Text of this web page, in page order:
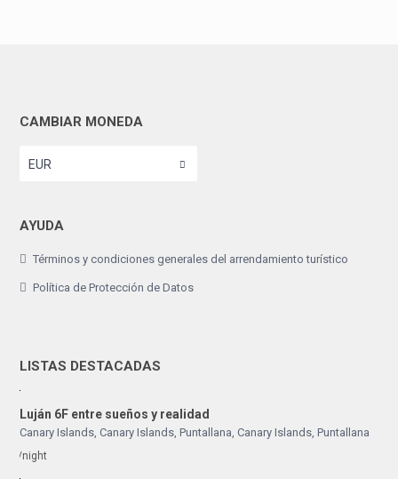
CAMBIAR MONEDA
EUR
AYUDA
Términos y condiciones generales del arrendamiento turístico
Política de Protección de Datos
LISTAS DESTACADAS
Luján 6F entre sueños y realidad
Canary Islands, Canary Islands, Puntallana, Canary Islands, Puntallana
/night